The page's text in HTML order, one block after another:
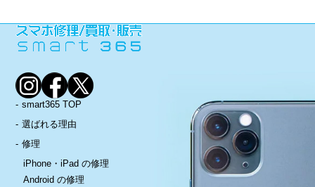
smart365 TOP
選ばれる理由
修理
iPhone・iPad の修理
Android の修理